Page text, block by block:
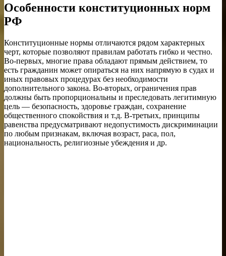
Особенности конституционных норм
РФ
Конституционные нормы отличаются рядом характерных
черт, которые позволяют правилам работать гибко и честно.
Во-первых, многие права обладают прямым действием, то
есть гражданин может опираться на них напрямую в судах и
иных правовых процедурах без необходимости
дополнительного закона. Во-вторых, ограничения прав
должны быть пропорциональны и преследовать легитимную
цель — безопасность, здоровье граждан, сохранение
общественного спокойствия и т.д. В-третьих, принципы
равенства предусматривают недопустимость дискриминации
по любым признакам, включая возраст, раса, пол,
национальность, религиозные убеждения и др.